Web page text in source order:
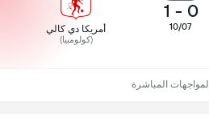
0
-
1
10/07 أمريكا دي كالي
(كولومبيا)
المواجهات المباشرة